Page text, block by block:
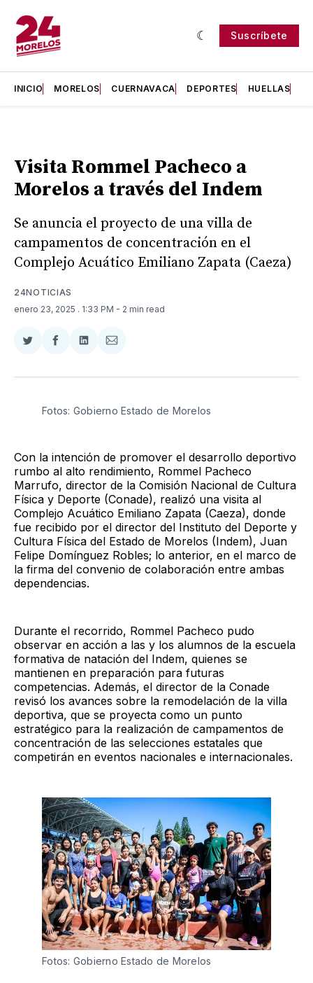
Suscríbete
INICIO MORELOS CUERNAVACA DEPORTES HUELLAS
Visita Rommel Pacheco a
Morelos a través del Indem
Se anuncia el proyecto de una villa de
campamentos de concentración en el
Complejo Acuático Emiliano Zapata (Caeza)
24NOTICIAS
enero 23, 2025 . 1:33 PM - 2 min read
Compartir
Twitter
Compartir
Facebook
Compartir
LinkedIn
Compartir
Email
Fotos: Gobierno Estado de Morelos
Con la intención de promover el desarrollo deportivo
rumbo al alto rendimiento, Rommel Pacheco
Marrufo, director de la Comisión Nacional de Cultura
Física y Deporte (Conade), realizó una visita al
Complejo Acuático Emiliano Zapata (Caeza), donde
fue recibido por el director del Instituto del Deporte y
Cultura Física del Estado de Morelos (Indem), Juan
Felipe Domínguez Robles; lo anterior, en el marco de
la firma del convenio de colaboración entre ambas
dependencias.
Durante el recorrido, Rommel Pacheco pudo
observar en acción a las y los alumnos de la escuela
formativa de natación del Indem, quienes se
mantienen en preparación para futuras
competencias. Además, el director de la Conade
revisó los avances sobre la remodelación de la villa
deportiva, que se proyecta como un punto
estratégico para la realización de campamentos de
concentración de las selecciones estatales que
competirán en eventos nacionales e internacionales.
Fotos: Gobierno Estado de Morelos